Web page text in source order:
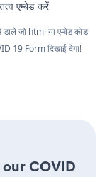
एम्बेड करें
जो html या एम्बेड कोड
19 Form दिखाई देगा!
COVID